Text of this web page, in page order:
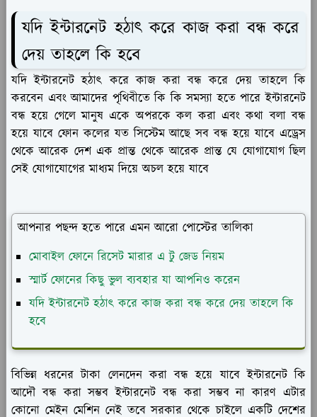
যদি ইন্টারনেট হঠাৎ করে কাজ করা বন্ধ করে
দেয় তাহলে কি হবে
যদি ইন্টারনেট হঠাৎ করে কাজ করা বন্ধ করে দেয় তাহলে কি
করবেন এবং আমাদের পৃথিবীতে কি কি সমস্যা হতে পারে ইন্টারনেট
বন্ধ হয়ে গেলে মানুষ একে অপরকে কল করা এবং কথা বলা বন্ধ
হয়ে যাবে ফোন কলের যত সিস্টেম আছে সব বন্ধ হয়ে যাবে এড্রেস
থেকে আরেক দেশ এক প্রান্ত থেকে আরেক প্রান্ত যে যোগাযোগ ছিল
সেই যোগাযোগের মাধ্যম দিয়ে অচল হয়ে যাবে
আপনার পছন্দ হতে পারে এমন আরো পোস্টের তালিকা
মোবাইল ফোনে রিসেট মারার এ টু জেড নিয়ম
স্মার্ট ফোনের কিছু ভুল ব্যবহার যা আপনিও করেন
যদি ইন্টারনেট হঠাৎ করে কাজ করা বন্ধ করে দেয় তাহলে কি
হবে
বিভিন্ন ধরনের টাকা লেনদেন করা বন্ধ হয়ে যাবে ইন্টারনেট কি
আদৌ বন্ধ করা সম্ভব ইন্টারনেট বন্ধ করা সম্ভব না কারণ এটার
কোনো মেইন মেশিন নেই তবে সরকার থেকে চাইলে একটি দেশের